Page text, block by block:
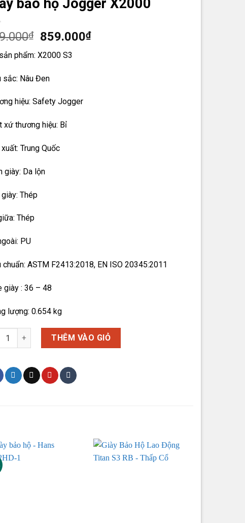
bảo hộ Jogger X2000
₫
Giá
gốc
là:
899.000₫.
859.000₫Giá
phẩm: X2000 S3
sắc: Nâu Đen
hiệu: Safety Jogger
xứ thương hiệu: Bỉ
Trung Quốc
giày: Da lộn
Thép
Thép
PU
chuẩn: ASTM F2413:2018, EN ISO 20345:2011
giày : 36 – 48
lượng: 0.654 kg
bảo hộ Jogger X2000 số lượng
THÊM VÀO GIỎ